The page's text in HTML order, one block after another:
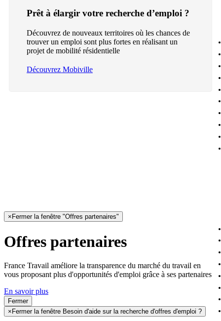
Prêt à élargir votre recherche d’emploi ?
Découvrez de nouveaux territoires où les chances de
trouver un emploi sont plus fortes en réalisant un
projet de mobilité résidentielle
Découvrez Mobiville
× Fermer la fenêtre "Offres partenaires"
Offres partenaires
France Travail améliore la transparence du marché du travail en
vous proposant plus d'opportunités d'emploi grâce à ses partenaires
En savoir plus
Fermer
× Fermer la fenêtre Besoin d'aide sur la recherche d'offres d'emploi ?